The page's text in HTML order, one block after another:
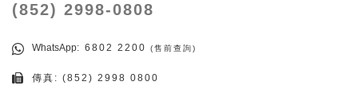
(852) 2998-0808
WhatsApp: 6802 2200 (售前查詢)
傳真: (852) 2998 0800